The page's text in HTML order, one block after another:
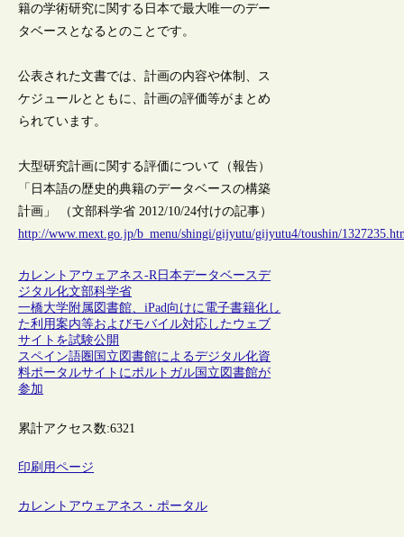
籍の学術研究に関する日本で最大唯一のデー
タベースとなるとのことです。
公表された文書では、計画の内容や体制、ス
ケジュールとともに、計画の評価等がまとめ
られています。
大型研究計画に関する評価について（報告）
「日本語の歴史的典籍のデータベースの構築
計画」 （文部科学省 2012/10/24付けの記事）
http://www.mext.go.jp/b_menu/shingi/gijyutu/gijyutu4/toushin/
カレントアウェアネス-R日本データベースデ
ジタル化文部科学省
一橋大学附属図書館、iPad向けに電子書籍化し
た利用案内等およびモバイル対応したウェブ
サイトを試験公開
スペイン語圏国立図書館によるデジタル化資
料ポータルサイトにポルトガル国立図書館が
参加
累計アクセス数:6321
印刷用ページ
カレントアウェアネス・ポータル